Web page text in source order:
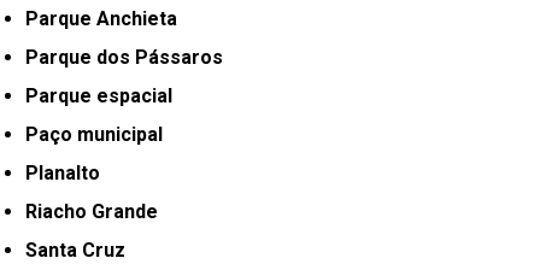
Parque Anchieta
Parque dos Pássaros
Parque espacial
Paço municipal
Planalto
Riacho Grande
Santa Cruz